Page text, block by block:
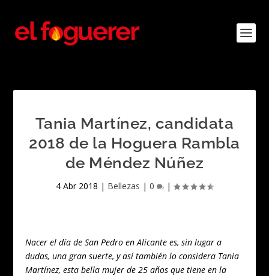
Tania Martínez, candidata
2018 de la Hoguera Rambla
de Méndez Núñez
4 Abr 2018 | Bellezas | 0 |
Nacer el día de San Pedro en Alicante es, sin lugar a
dudas, una gran suerte, y así también lo considera Tania
Martínez, esta bella mujer de 25 años que tiene en la